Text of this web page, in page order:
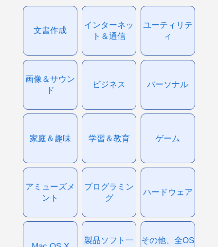
文書作成
インターネッ
ト＆通信
ユーティリテ
ィ
画像＆サウン
ド
ビジネス パーソナル
家庭＆趣味 学習＆教育 ゲーム
アミューズメ
ント
プログラミン
グ
ハードウェア
製品ソフト一
その他、全OS